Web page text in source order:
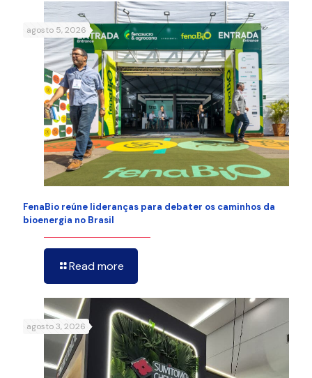
agosto 5, 2026
FenaBio reúne lideranças para debater os caminhos da
bioenergia no Brasil
Read more
agosto 3, 2026